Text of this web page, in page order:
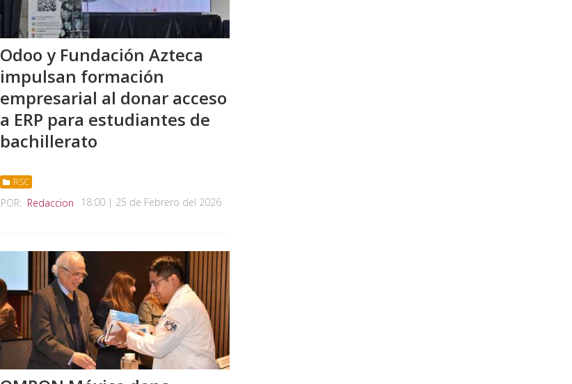
Odoo y Fundación Azteca
impulsan formación
empresarial al donar acceso
a ERP para estudiantes de
bachillerato
RSC
POR: Redaccion 18:00 | 25 de Febrero del 2026